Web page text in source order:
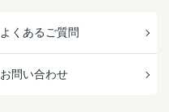
よくあるご質問
お問い合わせ